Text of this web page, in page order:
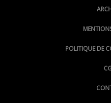
POLITIQUE DE